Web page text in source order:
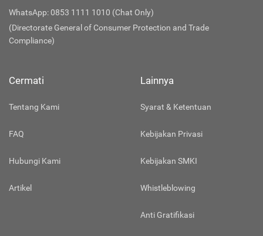
WhatsApp: 0853 1111 1010 (Chat Only)
(Directorate General of Consumer Protection and Trade
Compliance)
Cermati
Tentang Kami
FAQ
Hubungi Kami
Artikel
Lainnya
Syarat & Ketentuan
Kebijakan Privasi
Kebijakan SMKI
Whistleblowing
Anti Gratifikasi